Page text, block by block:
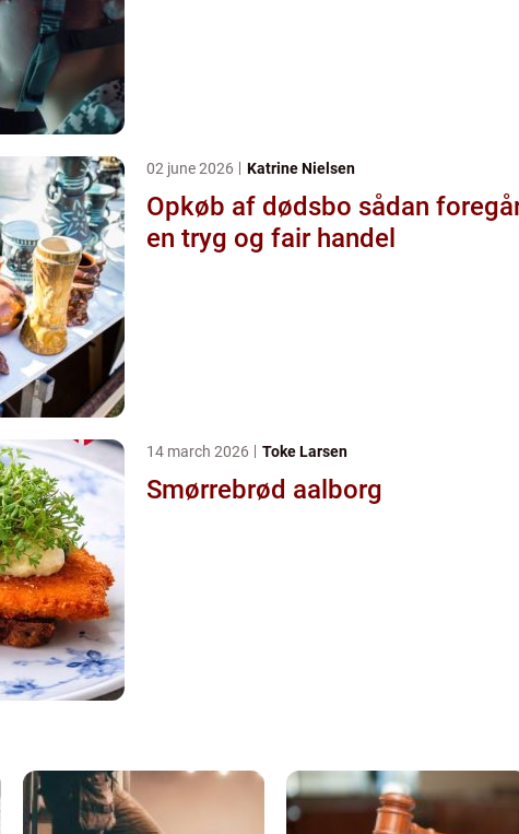
02 june 2026 Katrine Nielsen
Opkøb af dødsbo sådan foregår
en tryg og fair handel
14 march 2026 Toke Larsen
Smørrebrød aalborg